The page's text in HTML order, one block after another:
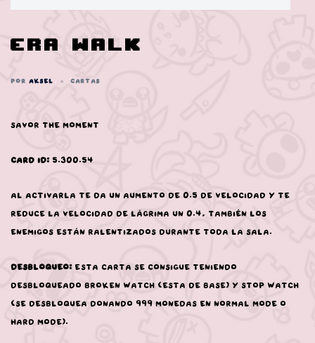
Era Walk
POR AKSEL CARTAS
Savor the moment
Card ID:5.300.54
Al activarla te da un aumento de 0.5 de velocidad y te
reduce la velocidad de lágrima un 0.4, también los
enemigos están ralentizados durante toda la sala.
Desbloqueo:Esta carta se consigue teniendo
desbloqueado Broken Watch (esta de base) y Stop Watch
(se desbloquea donando 999 monedas en Normal Mode o
Hard Mode).